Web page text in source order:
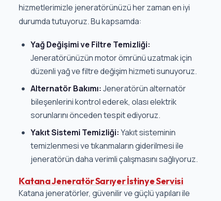
hizmetlerimizle jeneratörünüzü her zaman en iyi
durumda tutuyoruz. Bu kapsamda:
Yağ Değişimi ve Filtre Temizliği:
Jeneratörünüzün motor ömrünü uzatmak için
düzenli yağ ve filtre değişim hizmeti sunuyoruz.
Alternatör Bakımı: Jeneratörün alternatör
bileşenlerini kontrol ederek, olası elektrik
sorunlarını önceden tespit ediyoruz.
Yakıt Sistemi Temizliği: Yakıt sisteminin
temizlenmesi ve tıkanmaların giderilmesi ile
jeneratörün daha verimli çalışmasını sağlıyoruz.
Katana Jeneratör Sarıyer İstinye Servisi
Katana jeneratörler, güvenilir ve güçlü yapıları ile